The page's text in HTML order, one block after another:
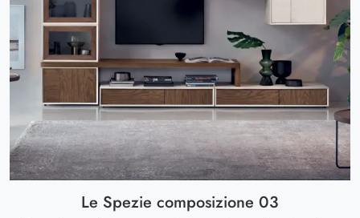
Le Spezie composizione 03